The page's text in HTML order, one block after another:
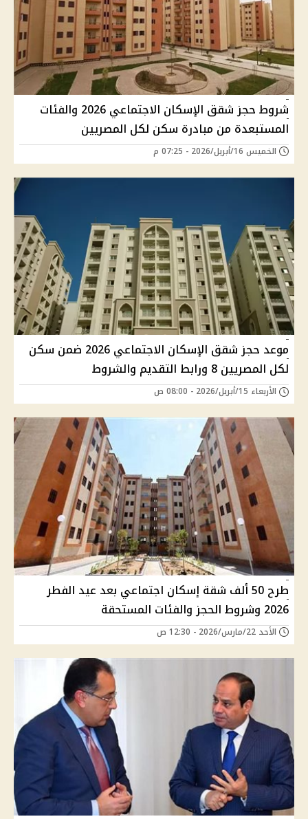
شروط حجز شقق الإسكان الاجتماعي 2026 والفئات
المستبعدة من مبادرة سكن لكل المصريين
الخميس 16/أبريل/2026 - 07:25 م
موعد حجز شقق الإسكان الاجتماعي 2026 ضمن سكن
لكل المصريين 8 ورابط التقديم والشروط
الأربعاء 15/أبريل/2026 - 08:00 ص
طرح 50 ألف شقة إسكان اجتماعي بعد عيد الفطر
2026 وشروط الحجز والفئات المستحقة
الأحد 22/مارس/2026 - 12:30 ص